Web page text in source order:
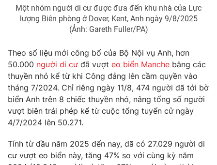
Chất lượng cuộc sống
Học trực tuyến
Công nghệ
Hitech Công nghệ tương lai
Sản phẩm
Thị trường
Tư vấn
Lịch phát sóng
Chuyên mục khác
Emagazine
Photo Infographic
Một nhóm người di cư được đưa đến khu nhà của Lực
lượng Biên phòng ở Dover, Kent, Anh ngày 9/8/2025
(Ảnh: Gareth Fuller/PA)
Theo số liệu mới công bố của Bộ Nội vụ Anh, hơn
50.000 người di cưđã vượt eo biển Manche bằng các
thuyền nhỏ kể từ khi Công đảng lên cầm quyền vào
tháng 7/2024. Chỉ riêng ngày 11/8, 474 người đã tới bờ
biển Anh trên 8 chiếc thuyền nhỏ, nâng tổng số người
vượt biên trái phép kể từ cuộc tổng tuyển cử ngày
4/7/2024 lên 50.271.
Tính từ đầu năm 2025 đến nay, đã có 27.029 người di
cư vượt eo biển này, tăng 47% so với cùng kỳ năm